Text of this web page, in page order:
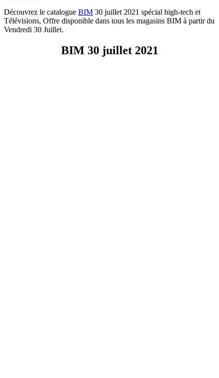
Découvrez le catalogue BIM 30 juillet 2021 spécial high-tech et
Télévisions, Offre disponible dans tous les magasins BIM à partir du
Vendredi 30 Juillet.
BIM 30 juillet 2021